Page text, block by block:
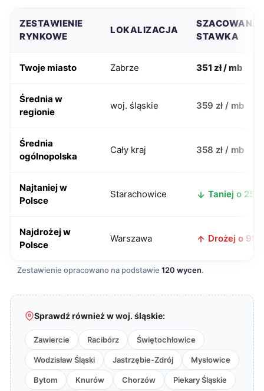
ZESTAWIENIE
RYNKOWE
LOKALIZACJA
SZACOWANA
STAWKA
Twoje miasto Zabrze 351 zł / mb
Średnia w
regionie
woj. śląskie 359 zł / mb
Średnia
ogólnopolska
Cały kraj 358 zł / mb
Najtaniej w
Polsce
Starachowice Taniej o 25 zł
Najdrożej w
Polsce
Warszawa Drożej o 99
Zestawienie opracowano na podstawie 120 wycen.
Sprawdź również w woj. śląskie:
Zawiercie Racibórz Świętochłowice
Wodzisław Śląski Jastrzębie-Zdrój Mysłowice
Bytom Knurów Chorzów Piekary Śląskie